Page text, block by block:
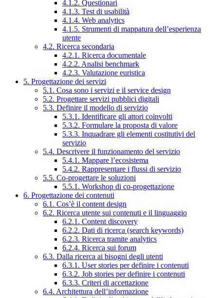
4.1.2. Questionari
4.1.3. Test di usabilità
4.1.4. Web analytics
4.1.5. Strumenti di mappatura dell’esperienza
utente
4.2. Ricerca secondaria
4.2.1. Ricerca documentale
4.2.2. Analisi benchmark
4.2.3. Valutazione euristica
5. Progettazione dei servizi
5.1. Cosa sono i servizi e il service design
5.2. Progettare servizi pubblici digitali
5.3. Definire il modello di servizio
5.3.1. Identificare gli attori coinvolti
5.3.2. Formulare la proposta di valore
5.3.3. Inquadrare gli elementi costitutivi del
servizio
5.4. Descrivere il funzionamento del servizio
5.4.1. Mappare l’ecosistema
5.4.2. Rappresentare i flussi di servizio
5.5. Co-progettare le soluzioni
5.5.1. Workshop di co-progettazione
6. Progettazione dei contenuti
6.1. Cos’è il content design
6.2. Ricerca utente sui contenuti e il linguaggio
6.2.1. Content discovery
6.2.2. Dati di ricerca (search keywords)
6.2.3. Ricerca tramite analytics
6.2.4. Ricerca sui forum
6.3. Dalla ricerca ai bisogni degli utenti
6.3.1. User stories per definire i contenuti
6.3.2. Job stories per definire i contenuti
6.3.3. Criteri di accettazione
6.4. Architettura dell’informazione